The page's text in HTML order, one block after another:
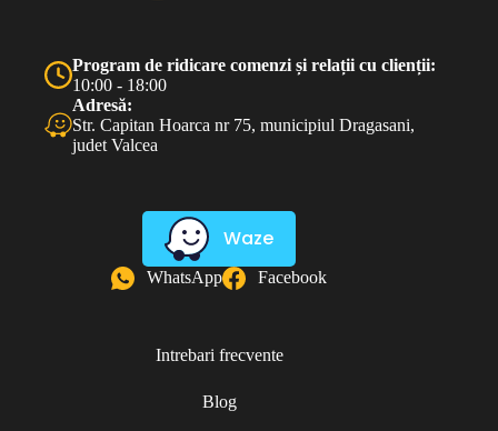
Program de ridicare comenzi și relații cu clienții:
10:00 - 18:00
Adresă:
Str. Capitan Hoarca nr 75, municipiul Dragasani,
judet Valcea
Waze
WhatsApp Facebook
Intrebari frecvente
Blog